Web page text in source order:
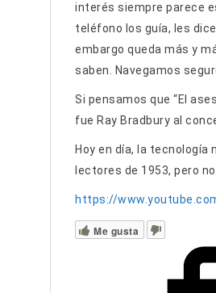
interés siempre parece
teléfono los guía, les
embargo queda más y
saben. Navegamos
Si pensamos que “El
fue Ray Bradbury al
Hoy en día, la
lectores de 1953, pero
https://
Me gusta